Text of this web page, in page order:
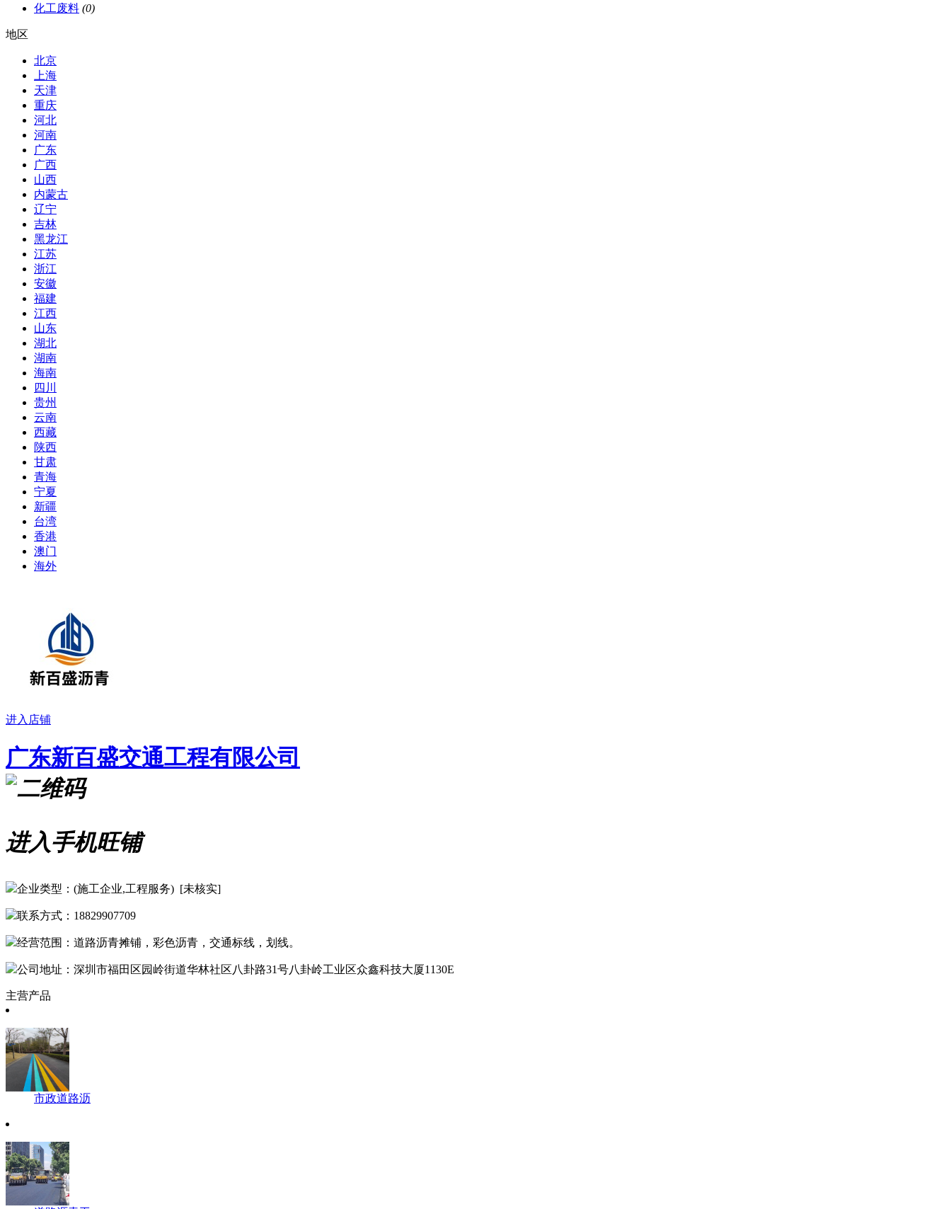
化工废料 (0)
地区
北京
上海
天津
重庆
河北
河南
广东
广西
山西
内蒙古
辽宁
吉林
黑龙江
江苏
浙江
安徽
福建
江西
山东
湖北
湖南
海南
四川
贵州
云南
西藏
陕西
甘肃
青海
宁夏
新疆
台湾
香港
澳门
海外
进入店铺
广东新百盛交通工程有限公司
进入手机旺铺
企业类型：(施工企业,工程服务) [未核实]
联系方式：18829907709
经营范围：道路沥青摊铺，彩色沥青，交通标线，划线。
公司地址：深圳市福田区园岭街道华林社区八卦路31号八卦岭工业区众鑫科技大厦1130E
主营产品
市政道路沥